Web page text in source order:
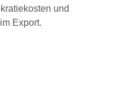
und
Export.